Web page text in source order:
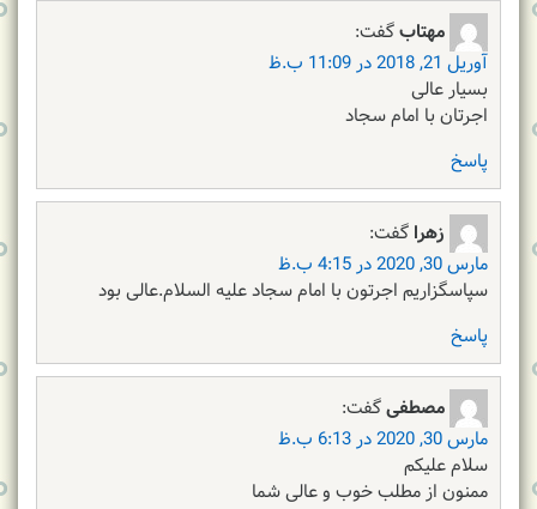
مهتابگفت:
آوریل 21, 2018 در 11:09 ب.ظ
بسیار عالی
اجرتان با امام سجاد
پاسخ
زهرا گفت:
مارس 30, 2020 در 4:15 ب.ظ
سپاسگزاریم اجرتون با امام سجاد علیه السلام.عالی بود
پاسخ
مصطفیگفت:
مارس 30, 2020 در 6:13 ب.ظ
سلام علیکم
ممنون از مطلب خوب و عالی شما